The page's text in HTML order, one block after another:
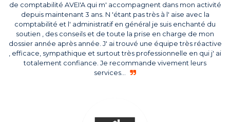
de comptabilité AVEI'A qui m' accompagnent dans mon activité
depuis maintenant 3 ans. N 'étant pas très à l' aise avec la
comptabilité et l' administratif en général je suis enchanté du
soutien , des conseils et de toute la prise en charge de mon
dossier année après année. J' ai trouvé une équipe très réactive
, efficace, sympathique et surtout très professionnelle en qui j' ai
totalement confiance. Je recommande vivement leurs
services...